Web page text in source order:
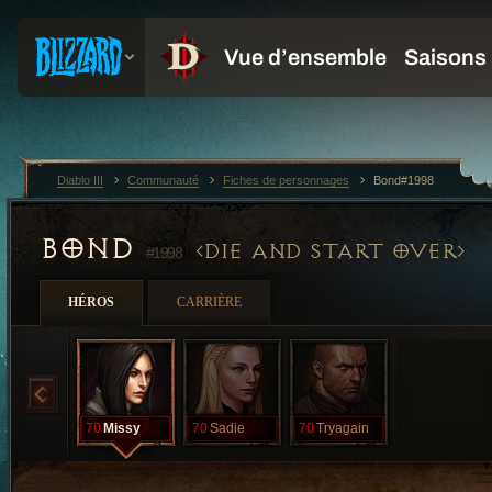
BOND #1998 DIE AND START OVER
HÉROS CARRIÈRE
70 Missy 70Sadie 70Tryagain
Diablo III Communauté Fiches de personnages Bond#1998